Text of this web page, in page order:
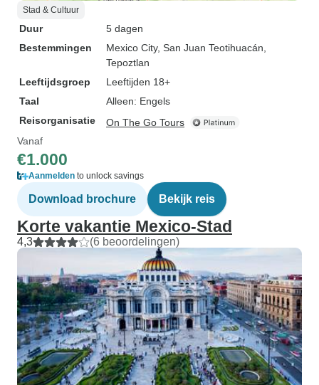
Stad & Cultuur
Duur
5 dagen
Bestemmingen
Mexico City, San Juan Teotihuacán
Tepoztlan
Leeftijdsgroep
Leeftijden 18+
Taal
Alleen: Engels
Reisorganisatie
On The Go Tours
Vanaf
€1.000
Aanmelden to unlock savings
Download brochure Bekijk reis
Korte vakantie Mexico-Stad
4,3 (6 beoordelingen)